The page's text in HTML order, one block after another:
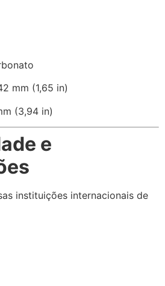
mm (1,65 in)
(3,94 in)
e
instituições internacionais de